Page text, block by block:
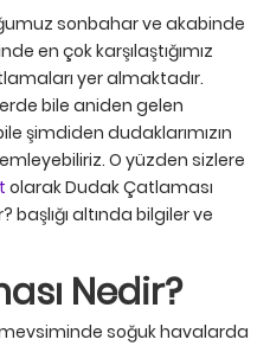
sonbahar ve akabinde
en çok karşılaştığımız
yer almaktadır.
bile aniden gelen
şimdiden dudaklarımızın
O yüzden sizlere
olarak Dudak Çatlaması
başlığı altında bilgiler ve
Nedir?
soğuk havalarda